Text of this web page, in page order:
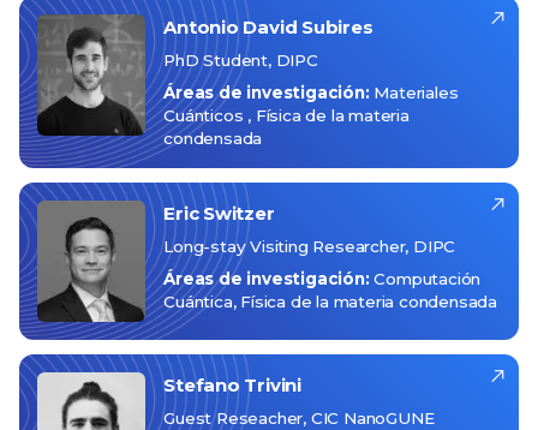
Antonio David Subires
PhD Student, DIPC
Áreas de investigación: Materiales
Cuánticos
Física de la materia
condensada
Eric Switzer
Long-stay Visiting Researcher, DIPC
Áreas de investigación: Computación
Cuántica Física de la materia condensada
Stefano Trivini
Guest Reseacher, CIC NanoGUNE